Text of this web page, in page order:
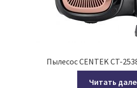
Пылесос CENTEK CT-
Читать